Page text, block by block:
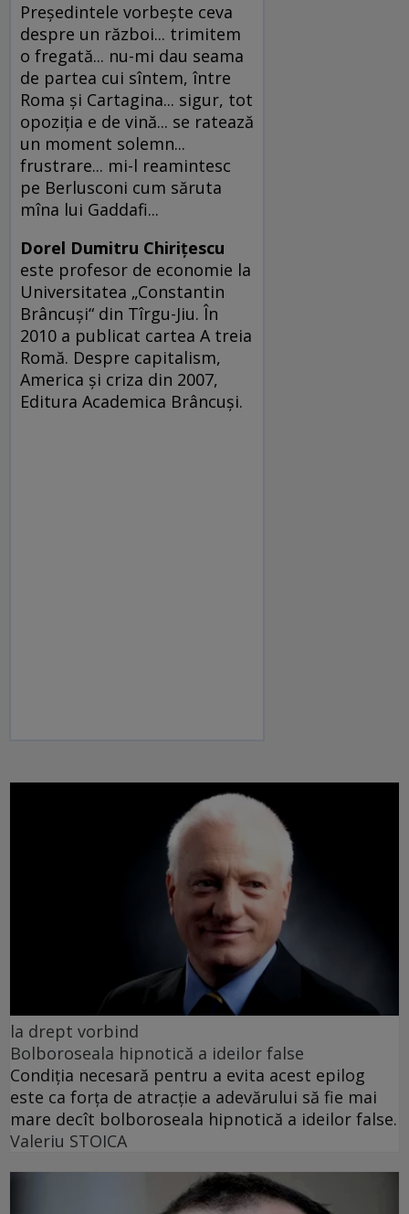
Preşedintele vorbeşte ceva
despre un război... trimitem
o fregată... nu-mi dau seama
de partea cui sîntem, între
Roma şi Cartagina... sigur, tot
opoziţia e de vină... se ratează
un moment solemn...
frustrare... mi-l reamintesc
pe Berlusconi cum săruta
mîna lui Gaddafi...
Dorel Dumitru Chiriţescu
este profesor de economie la
Universitatea „Constantin
Brâncuşi“ din Tîrgu-Jiu. În
2010 a publicat cartea A treia
Romă. Despre capitalism,
America şi criza din 2007,
Editura Academica Brâncuşi.
la drept vorbind
Bolboroseala hipnotică a ideilor false
Condiția necesară pentru a evita acest epilog
este ca forța de atracție a adevărului să fie mai
mare decît bolboroseala hipnotică a ideilor false.
Valeriu STOICA